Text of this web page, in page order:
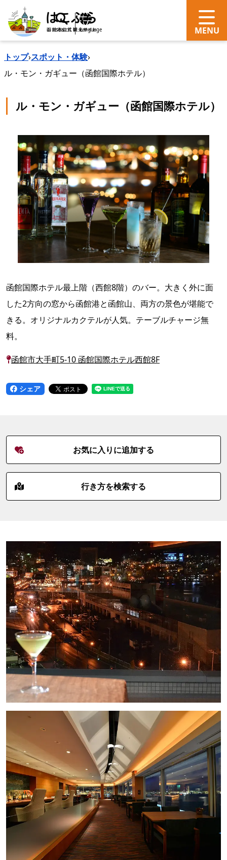
search Language
トップ›スポット・体験›
ル・モン・ガギュー（函館国際ホテル）
ル・モン・ガギュー（函館国際ホテル）
函館国際ホテル最上階（西館8階）のバー。大きく外に面
した2方向の窓から函館港と函館山、両方の景色が堪能で
きる。オリジナルカクテルが人気。テーブルチャージ無
料。
函館市大手町5-10 函館国際ホテル西館8F
シェア
お気に入りに追加する
行き方を検索する